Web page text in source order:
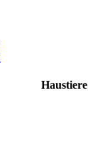
Haustiere